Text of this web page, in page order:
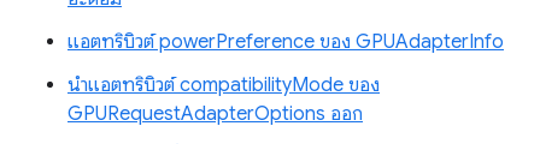
แอตทริบิวต์ powerPreference ของ GPUAdapterInfo
นำแอตทริบิวต์ compatibilityMode ของ
GPURequestAdapterOptions ออก